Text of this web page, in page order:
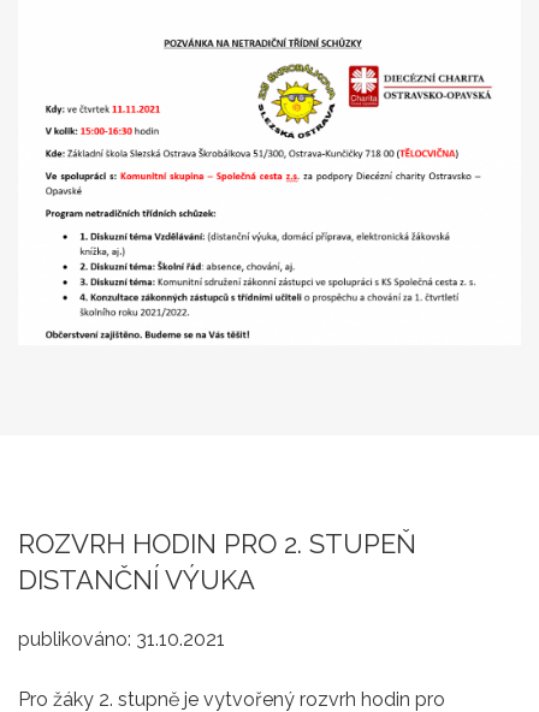
ROZVRH HODIN PRO 2. STUPEŇ
DISTANČNÍ VÝUKA
publikováno: 31.10.2021
Pro žáky 2. stupně je vytvořený rozvrh hodin pro